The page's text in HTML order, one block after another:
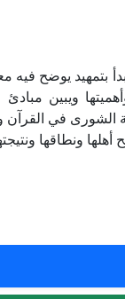
بتمهيد يوضح
ويبين مبادئ
الشورى في القرآن
ونطاقها